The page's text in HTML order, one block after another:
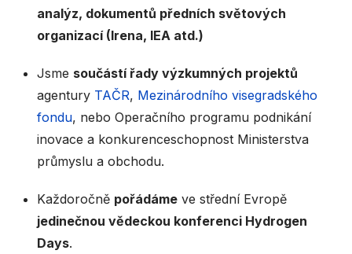
analýz, dokumentů předních světových
organizací (Irena, IEA atd.)
Jsme součástí řady výzkumných projektů
agentury TAČR, Mezinárodního visegradského
fondu, nebo Operačního programu podnikání
inovace a konkurenceschopnost Ministerstva
průmyslu a obchodu.
Každoročně pořádáme ve střední Evropě
jedinečnou vědeckou konferenci Hydrogen
Days.